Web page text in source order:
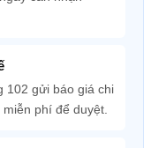
102 gửi báo giá chi
phí để duyệt.